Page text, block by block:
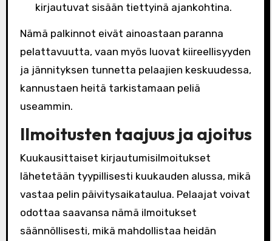
kirjautuvat sisään tiettyinä ajankohtina.
Nämä palkinnot eivät ainoastaan paranna
pelattavuutta, vaan myös luovat kiireellisyyden
ja jännityksen tunnetta pelaajien keskuudessa,
kannustaen heitä tarkistamaan peliä
useammin.
Ilmoitusten taajuus ja ajoitus
Kuukausittaiset kirjautumisilmoitukset
lähetetään tyypillisesti kuukauden alussa, mikä
vastaa pelin päivitysaikataulua. Pelaajat voivat
odottaa saavansa nämä ilmoitukset
säännöllisesti, mikä mahdollistaa heidän